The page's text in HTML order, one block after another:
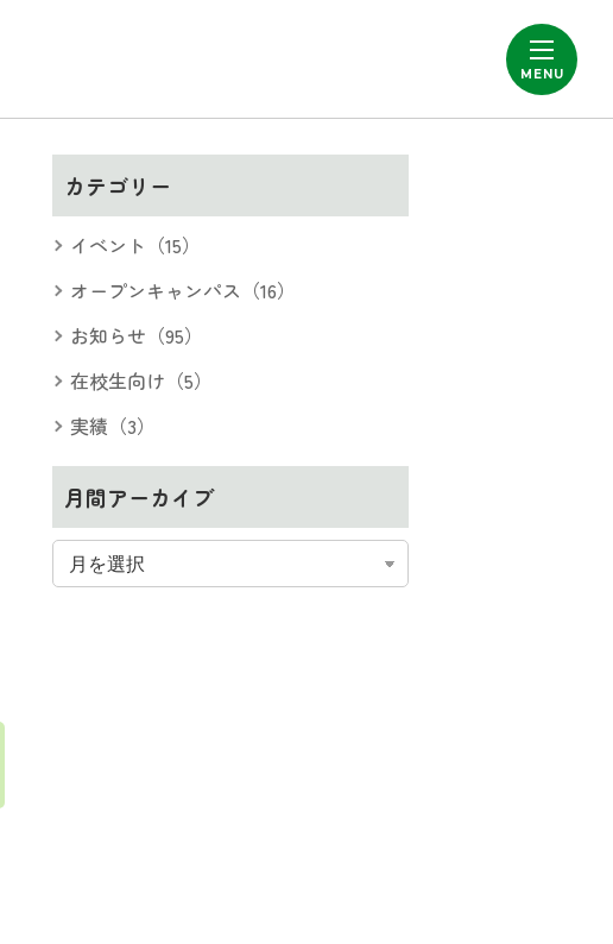
カテゴリー
イベント（15）
オープンキャンパス（16）
お知らせ（95）
在校生向け（5）
実績（3）
月間アーカイブ